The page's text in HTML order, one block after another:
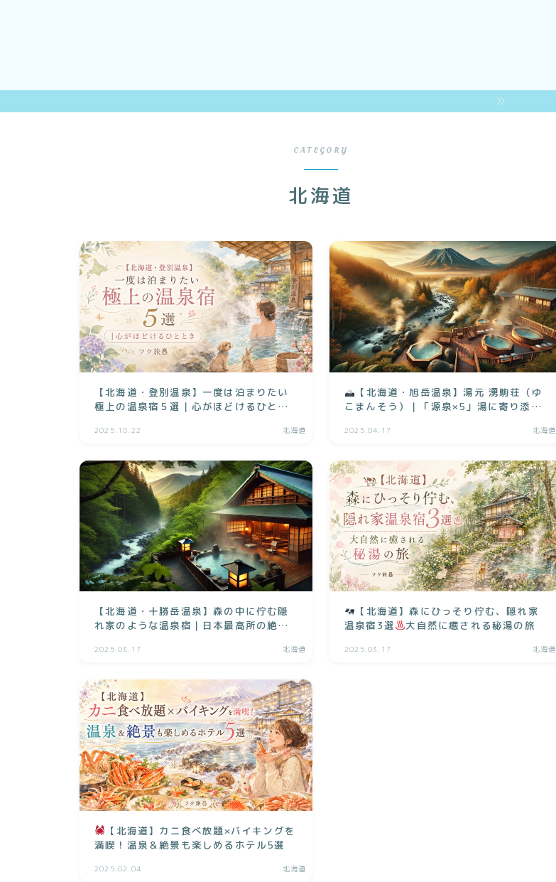
CATEGORY
北海道
【北海道・登別温泉】一度は泊まりたい
極上の温泉宿５選｜心がほどけるひとと
2025.10.22 北海道
【北海道・旭岳温泉】湯元 湧駒荘（ゆ
こまんそう）｜「源泉×5」湯に寄り添う
2025.04.17 北海道
【北海道・十勝岳温泉】森の中に佇む隠
れ家のような温泉宿｜日本最高所の絶景
2025.03.17 北海道
【北海道】森にひっそり佇む、隠れ家
温泉宿3選
大自然に癒される秘湯の旅
2025.03.17 北海道
【北海道】カニ食べ放題×バイキングを
満喫！温泉＆絶景も楽しめるホテル5選
2025.02.04 北海道